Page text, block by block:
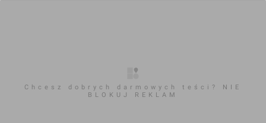
Chcesz dobrych darmowych teści? NIE
BLOKUJ REKLAM